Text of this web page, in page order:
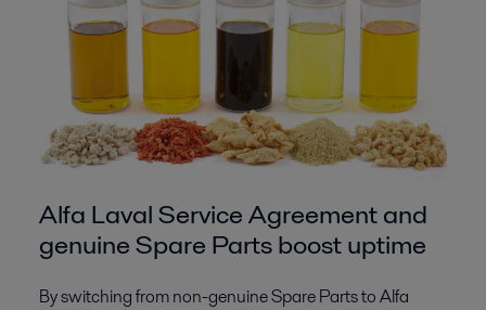
Alfa Laval Service Agreement and
genuine Spare Parts boost uptime
By switching from non-genuine Spare Parts to Alfa